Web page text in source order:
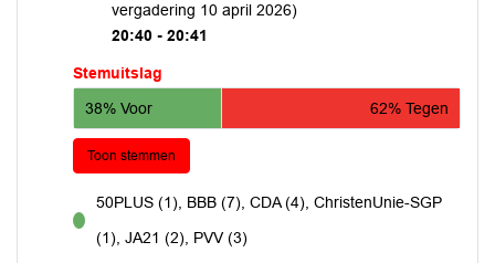
vergadering 10 april 2026)
20:40 - 20:41
Stemuitslag
38% Voor
62% Tegen
Toon stemmen
voor
50PLUS (1), BBB (7), CDA (4), ChristenUnie-SGP
(1), JA21 (2), PVV (3)